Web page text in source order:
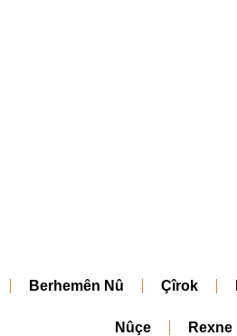
Berhemên Nû Çîrok
Nûçe Rexne